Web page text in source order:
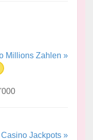
Millions Zahlen »
Casino Jackpots »